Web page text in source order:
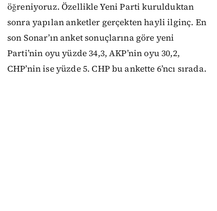
öğreniyoruz. Özellikle Yeni Parti kurulduktan
sonra yapılan anketler gerçekten hayli ilginç. En
son Sonar’ın anket sonuçlarına göre yeni
Parti’nin oyu yüzde 34,3, AKP’nin oyu 30,2,
CHP’nin ise yüzde 5. CHP bu ankette 6’ncı sırada.